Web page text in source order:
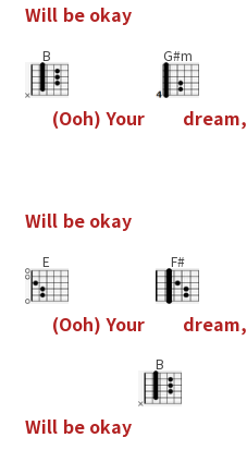
Will be okay
B
(Ooh) Your
G#m
dream,
Will be okay
E
(Ooh) Your
F#
dream,
Will be okay
B